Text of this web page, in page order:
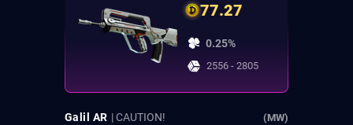
77.27
0.25%
2556 - 2805
Galil AR | CAUTION! (MW)